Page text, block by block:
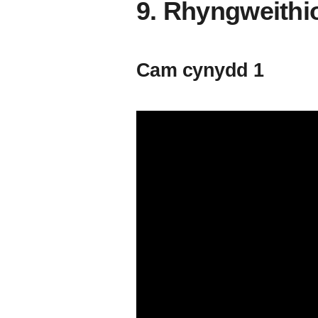
9.
Cam cynydd 1